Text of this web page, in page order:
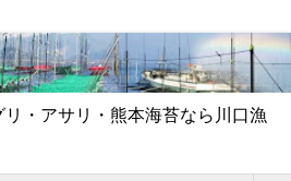
・アサリ・熊本海苔なら川口漁